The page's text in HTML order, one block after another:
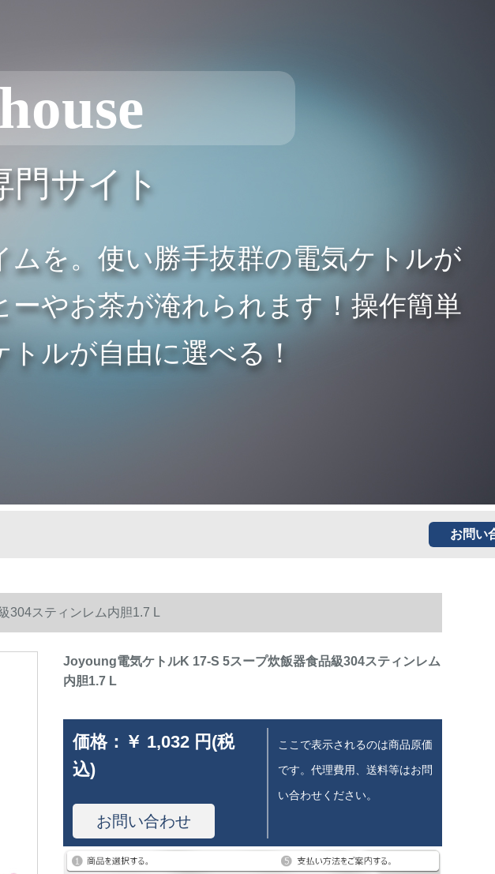
門サイト
を。使い勝手抜群の電気ケトルが
やお茶が淹れられます！操作簡単
ルが自由に選べる！
お問い
304スティンレム内胆1.7 L
Joyoung電気ケトルK 17-S 5スープ炊飯器食品級304スティンレム
内胆1.7 L
価格： ￥ 1,032 円(税
込)
お問い合わせ
ここで表示されるのは商品原価
です。代理費用、送料等はお問
い合わせください。